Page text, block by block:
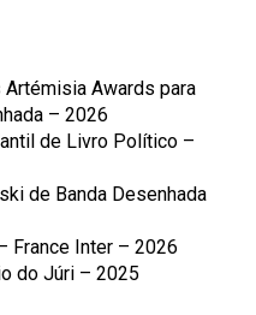
Awards para
– 2026
de Livro Político –
de Banda Desenhada
France Inter – 2026
do Júri – 2025